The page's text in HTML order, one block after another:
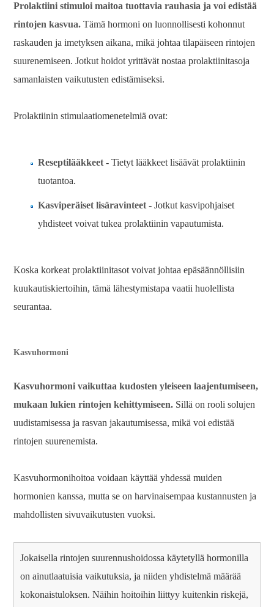
Prolaktiini stimuloi maitoa tuottavia rauhasia ja voi edistää
rintojen kasvua. Tämä hormoni on luonnollisesti kohonnut
raskauden ja imetyksen aikana, mikä johtaa tilapäiseen rintojen
suurenemiseen. Jotkut hoidot yrittävät nostaa prolaktiinitasoja
samanlaisten vaikutusten edistämiseksi.
Prolaktiinin stimulaatiomenetelmiä ovat:
Reseptilääkkeet - Tietyt lääkkeet lisäävät prolaktiinin
tuotantoa.
Kasviperäiset lisäravinteet - Jotkut kasvipohjaiset
yhdisteet voivat tukea prolaktiinin vapautumista.
Koska korkeat prolaktiinitasot voivat johtaa epäsäännöllisiin
kuukautiskiertoihin, tämä lähestymistapa vaatii huolellista
seurantaa.
Kasvuhormoni
Kasvuhormoni vaikuttaa kudosten yleiseen laajentumiseen,
mukaan lukien rintojen kehittymiseen. Sillä on rooli solujen
uudistamisessa ja rasvan jakautumisessa, mikä voi edistää
rintojen suurenemista.
Kasvuhormonihoitoa voidaan käyttää yhdessä muiden
hormonien kanssa, mutta se on harvinaisempaa kustannusten ja
mahdollisten sivuvaikutusten vuoksi.
Jokaisella rintojen suurennushoidossa käytetyllä hormonilla
on ainutlaatuisia vaikutuksia, ja niiden yhdistelmä määrää
kokonaistuloksen. Näihin hoitoihin liittyy kuitenkin riskejä,